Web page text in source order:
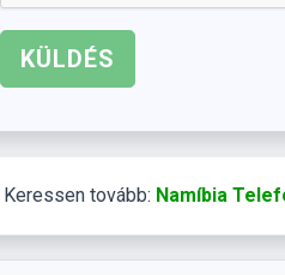
Keressen tovább: Namíbia